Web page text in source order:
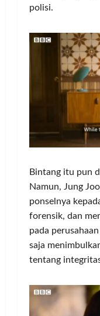
polisi.
Bintang itu pun
Namun, Jung
ponselnya
forensik, dan
pada
saja
tentang